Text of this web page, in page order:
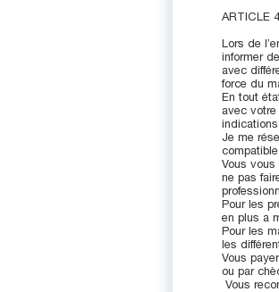
ARTICLE
Lors de
informer
avec
force du
En tout
avec
Je me
Vous
ne pas
Pour les
en plus a
Pour les
les
Vous
ou par
Vous